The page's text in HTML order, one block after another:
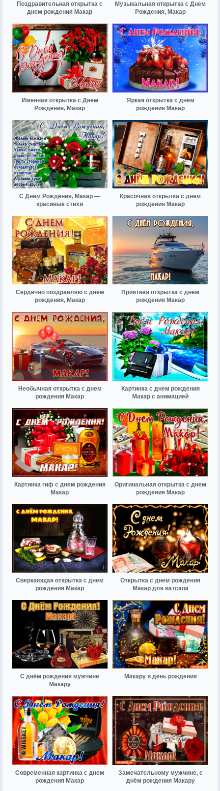
Поздравительная открытка с
днем рождения Макар
Музыкальная открытка с Днем
Рождения, Макар
Именная открытка с Днем
Рождения, Макар
Яркая открытка с днем
рождения Макар
С Днём Рождения, Макар —
красивые стихи
Красочная открытка с днем
рождения Макар
Сердечно поздравляю с днем
рождения, Макар
Приятная открытка с днем
рождения Макар
Необычная открытка с днем
рождения Макар
Картинка с днем рождения
Макар с анимацией
Картинка гиф с днем рождения
Макар
Оригинальная открытка с днем
рождения Макар
Сверкающая открытка с днем
рождения Макар
Открытка с днем рождения
Макар для ватсапа
С днём рождения мужчине
Макару
Макару в день рождения
Современная картинка с днем
рождения Макар
Замечательному мужчине, с
днём рождения Макару